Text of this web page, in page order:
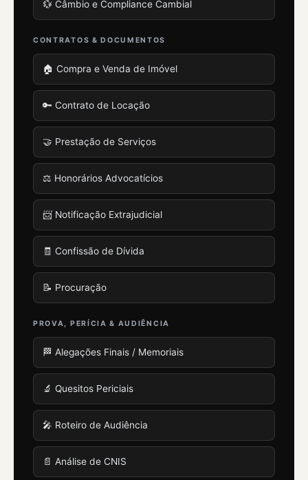
💱 Câmbio e Compliance Cambial
CONTRATOS & DOCUMENTOS
🏠 Compra e Venda de Imóvel
🔑 Contrato de Locação
🤝 Prestação de Serviços
⚖️ Honorários Advocatícios
📨 Notificação Extrajudicial
🧾 Confissão de Dívida
📝 Procuração
PROVA, PERÍCIA & AUDIÊNCIA
🏁 Alegações Finais / Memoriais
🔬 Quesitos Periciais
🎤 Roteiro de Audiência
📄 Análise de CNIS